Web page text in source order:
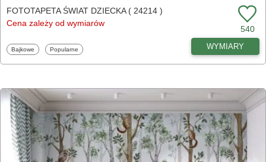
FOTOTAPETA ŚWIAT DZIECKA ( 24214 )
Cena zależy od wymiarów
540
Fototapety
Bajkowe Fototapety
Popularne WYMIARY